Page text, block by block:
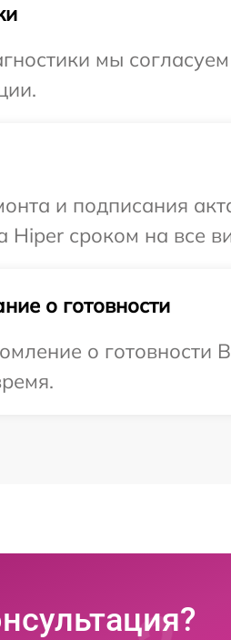
мы
и подписания
Hiper сроком на все
о готовности
о готовности